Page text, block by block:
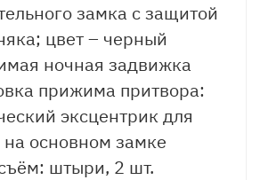
замка с защитой
цвет – черный
ночная задвижка
прижима притвора:
эксцентрик для
основном замке
штыри, 2 шт.